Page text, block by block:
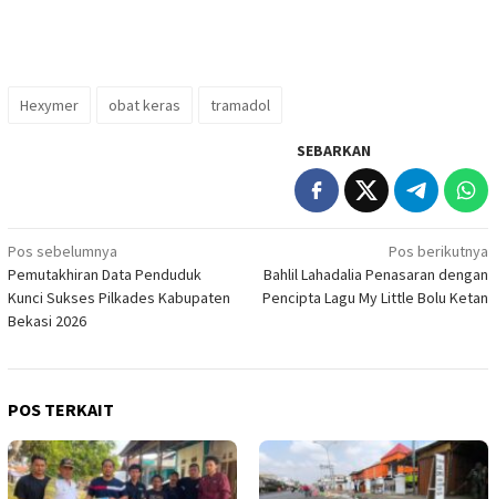
Hexymer obat keras tramadol
SEBARKAN
Navigasi
pos
Pos sebelumnya
Pemutakhiran Data Penduduk
Kunci Sukses Pilkades Kabupaten
Bekasi 2026
Pos berikutnya
Bahlil Lahadalia Penasaran dengan
Pencipta Lagu My Little Bolu Ketan
POS TERKAIT